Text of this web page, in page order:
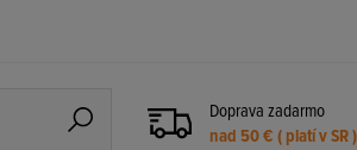
Doprava zadarmo
nad 50 € ( platí v SR )